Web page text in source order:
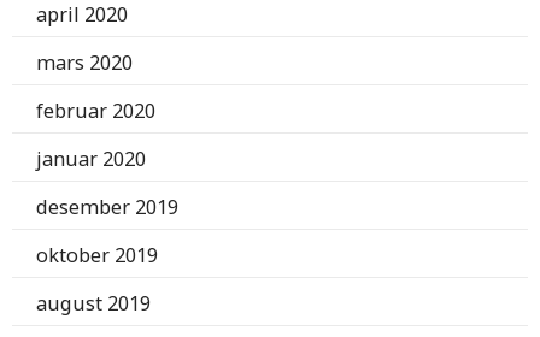
april 2020
mars 2020
februar 2020
januar 2020
desember 2019
oktober 2019
august 2019